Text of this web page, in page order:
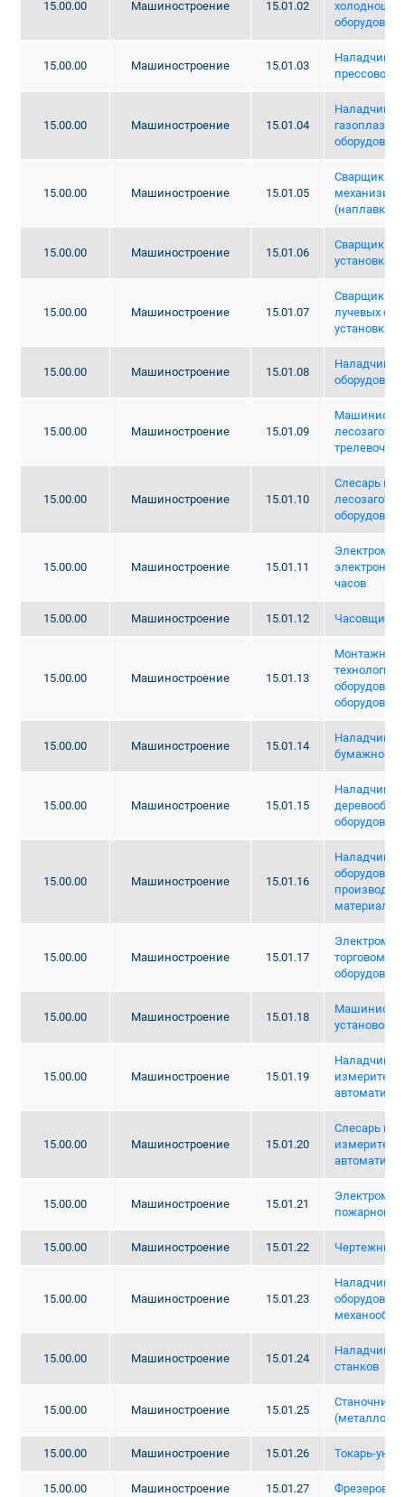
15.00.00 Машиностроение 15.01.02
15.00.00 Машиностроение 15.01.03
Наладчик
прессового
15.00.00 Машиностроение 15.01.04
Наладчик
15.00.00 Машиностроение 15.01.05
Сварщик
(наплавки)
15.00.00 Машиностроение 15.01.06
Сварщик на
установках
15.00.00 Машиностроение 15.01.07
Сварщик на
лучевых
установках
15.00.00 Машиностроение 15.01.08
Наладчик
15.00.00 Машиностроение 15.01.09
Машинист
15.00.00 Машиностроение 15.01.10
Слесарь по
15.00.00 Машиностроение 15.01.11
часов
15.00.00 Машиностроение 15.01.12 Часовщик-
15.00.00 Машиностроение 15.01.13
Монтажник
15.00.00 Машиностроение 15.01.14
Наладчик
бумажном
15.00.00 Машиностроение 15.01.15
Наладчик
15.00.00 Машиностроение 15.01.16
Наладчик
материалов
15.00.00 Машиностроение 15.01.17
торговому
15.00.00 Машиностроение 15.01.18
Машинист
установок
15.00.00 Машиностроение 15.01.19
Наладчик
автоматики
15.00.00 Машиностроение 15.01.20
Слесарь по
автоматике
15.00.00 Машиностроение 15.01.21
пожарной
15.00.00 Машиностроение 15.01.22 Чертежник-
15.00.00 Машиностроение 15.01.23
Наладчик
15.00.00 Машиностроение 15.01.24
Наладчик
станков
15.00.00 Машиностроение 15.01.25
Станочник
15.00.00 Машиностроение 15.01.26 Токарь-
15.00.00 Машиностроение 15.01.27